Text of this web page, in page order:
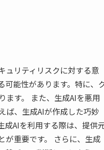
ュリティリスクに対する意
可能性があります。特に、
ます。 また、生成AIを悪用
ば、生成AIが作成した巧妙
成AIを利用する際は、提供
が重要です。 さらに、生成